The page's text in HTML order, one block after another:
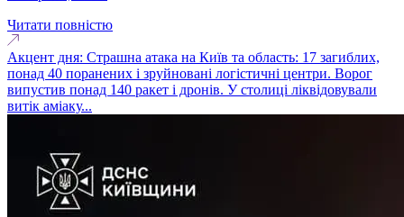
Читати повністю
Акцент дня: Страшна атака на Київ та область: 17 загиблих,
понад 40 поранених і зруйновані логістичні центри. Ворог
випустив понад 140 ракет і дронів. У столиці ліквідовували
витік аміаку...